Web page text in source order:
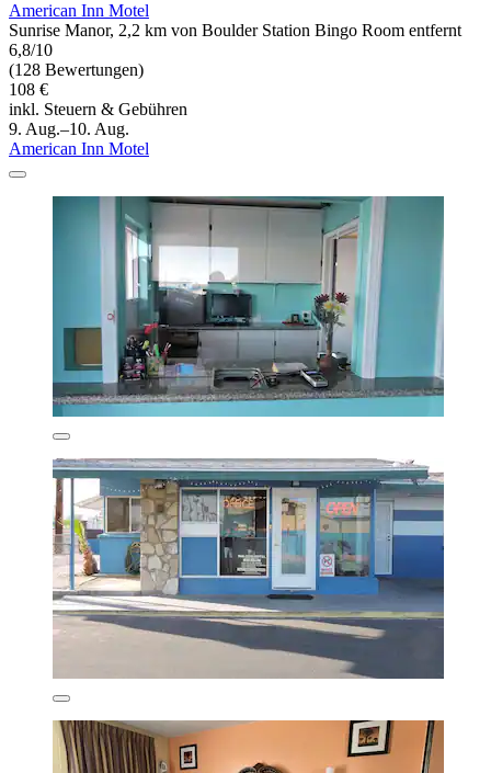
American Inn Motel
Sunrise Manor, 2,2 km von Boulder Station Bingo Room entfernt
6,8/10
(128 Bewertungen)
108 €
inkl. Steuern & Gebühren
9. Aug.–10. Aug.
American Inn Motel